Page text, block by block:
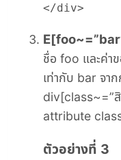
</div>
ชื่อ foo และค่า
เท่ากับ bar จาก
div[class~=”
attribute
ตัวอย่างที่ 3